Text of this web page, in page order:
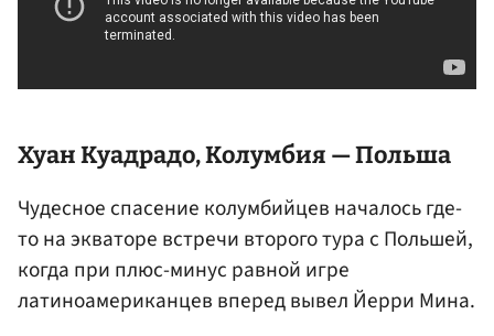
Хуан Куадрадо, Колумбия — Польша
Чудесное спасение колумбийцев началось где-
то на экваторе встречи второго тура с Польшей,
когда при плюс-минус равной игре
латиноамериканцев вперед вывел Йерри Мина.